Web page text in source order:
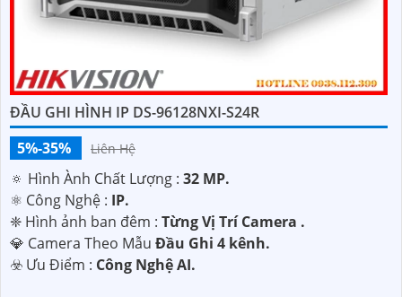
ĐẦU GHI HÌNH IP DS-96128NXI-S24R
5%-35%
Liên Hệ
🔅 Hình Ành Chất Lượng : 32 MP.
⚛️ Công Nghệ : IP.
❈ Hình ảnh ban đêm : Từng Vị Trí Camera .
💎 Camera Theo Mẫu Đầu Ghi 4 kênh.
️☣️ Ưu Điểm : Công Nghệ AI.